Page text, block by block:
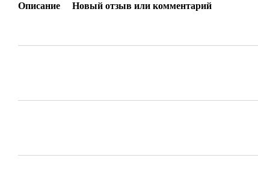
Описание Новый отзыв или комментарий